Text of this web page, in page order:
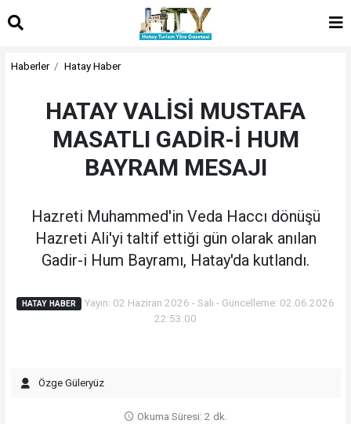
Haberler Hatay Haber
HATAY VALİSİ MUSTAFA
MASATLI GADİR-İ HUM
BAYRAM MESAJI
Hazreti Muhammed'in Veda Haccı dönüşü
Hazreti Ali'yi taltif ettiği gün olarak anılan
Gadir-i Hum Bayramı, Hatay'da kutlandı.
HATAY HABER
Yayın: 02 Haziran 2026 - Salı - Güncelleme: 02.06.2026
22:53:00
Özge Güleryüz
Okuma Süresi: 2 dk.